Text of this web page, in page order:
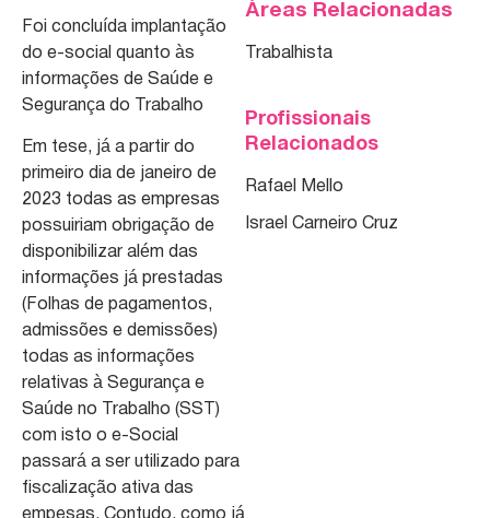
Foi concluída implantação
do e-social quanto às
informações de Saúde e
Segurança do Trabalho
Em tese, já a partir do
primeiro dia de janeiro de
2023 todas as empresas
possuiriam obrigação de
disponibilizar além das
informações já prestadas
(Folhas de pagamentos,
admissões e demissões)
todas as informações
relativas à Segurança e
Saúde no Trabalho (SST)
com isto o e-Social
passará a ser utilizado para
fiscalização ativa das
empesas. Contudo, como já
Áreas Relacionadas
Trabalhista
Profissionais
Relacionados
Rafael Mello
Israel Carneiro Cruz